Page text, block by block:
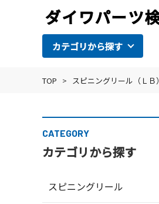
カテゴリから探す
TOP > スピニングリール（ＬＢ）
CATEGORY
カテゴリから探す
スピニングリール